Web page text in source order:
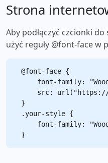
Strona
Aby podłączyć czcionki
użyć reguły @font-face w
@font-face {
font-family:
src:
}
.your-style {
font-family: